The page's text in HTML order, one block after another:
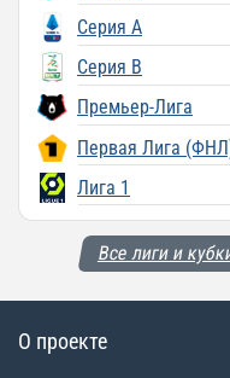
Серия A
Серия B
Премьер-Лига
Первая Лига
Лига 1
Все лиги и
О проекте